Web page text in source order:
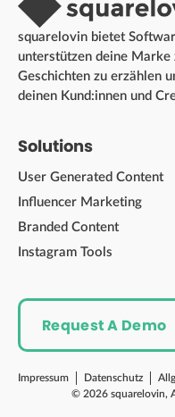
squarelovin bietet
unterstützen deine
Geschichten zu erzählen
deinen Kund:innen und
Solutions
User Generated Content
Influencer Marketing
Branded Content
Instagram Tools
© 2026 squarelovin,
Impressum Datenschutz
Request A Demo